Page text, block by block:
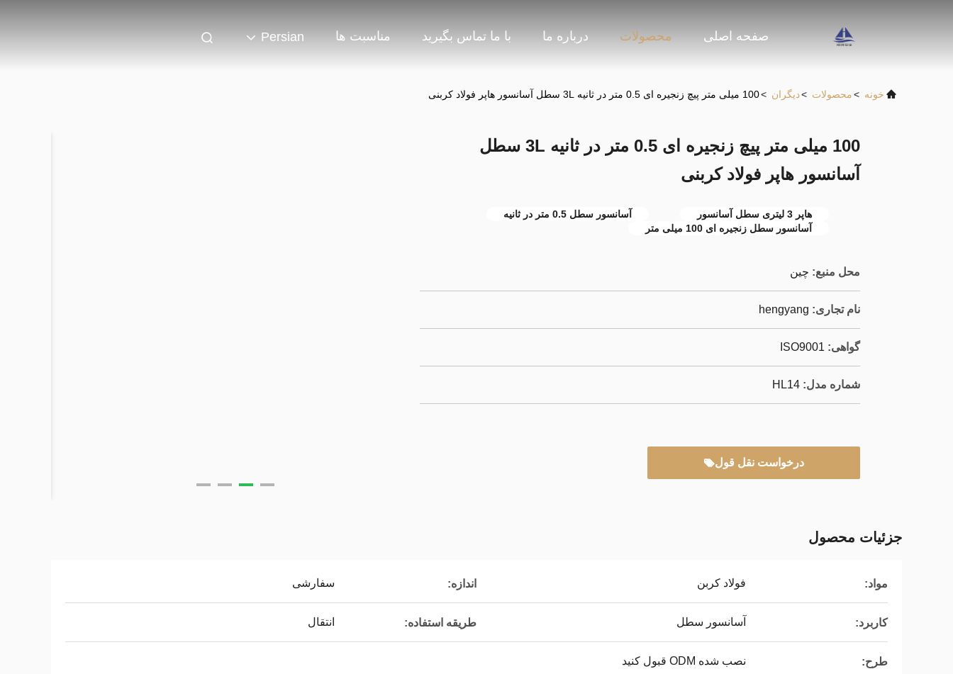
صفحه اصلی محصولات درباره ما با ما تماس بگیرید مناسبت ها Persian
خونه >محصولات >دیگران >100 میلی متر پیچ زنجیره ای 0.5 متر در ثانیه 3L سطل آسانسور هاپر فولاد کربنی
100 میلی متر پیچ زنجیره ای 0.5 متر در ثانیه 3L سطل
آسانسور هاپر فولاد کربنی
هاپر 3 لیتری سطل آسانسور
آسانسور سطل 0.5 متر در ثانیه
آسانسور سطل زنجیره ای 100 میلی متر
محل منبع: چین
نام تجاری: hengyang
گواهی: ISO9001
شماره مدل: HL14
درخواست نقل قول
جزئیات محصول
مواد: فولاد کربن اندازه: سفارشی
کاربرد: آسانسور سطل طریقه استفاده: انتقال
طرح: نصب شده ODM قبول کنید